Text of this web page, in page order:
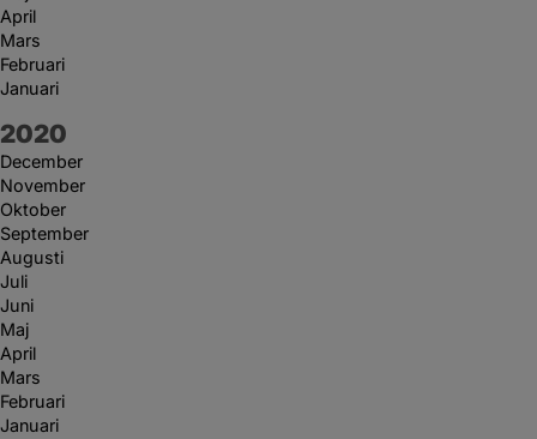
April
Mars
Februari
Januari
År:
2020
December
November
Oktober
September
Augusti
Juli
Juni
Maj
April
Mars
Februari
Januari